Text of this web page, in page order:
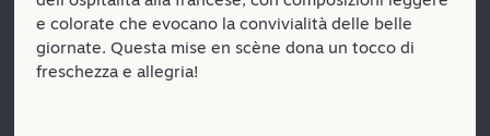
e colorate che evocano la convivialità delle belle
giornate. Questa mise en scène dona un tocco di
freschezza e allegria!